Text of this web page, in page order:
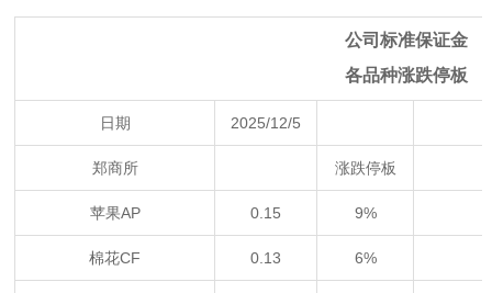
公司标准保证金
各品种涨跌停板
日期 2025/12/5
郑商所 涨跌停板
苹果AP 0.15 9%
棉花CF 0.13 6%